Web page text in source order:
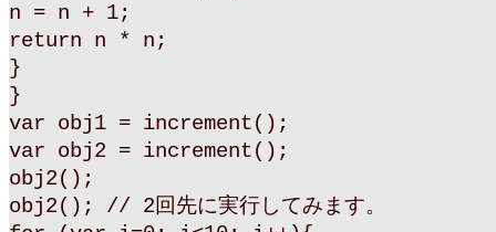
n = n + 1;
return n * n;
}
}
var obj1 = increment();
var obj2 = increment();
obj2();
obj2(); // 2回先に実行してみます。